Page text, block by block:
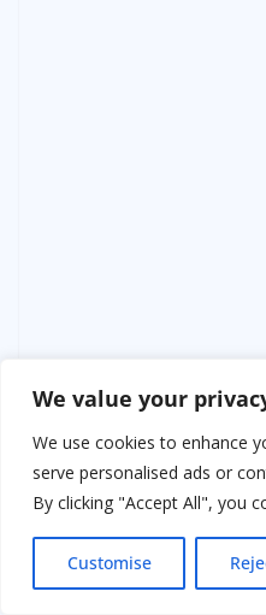
We value your
We use cookies to enhance
serve personalised ads or
By clicking "Accept All", you
Customise
И люди едят. Молча. А
Вкусно как».
семья. С ребёнком.
то утром в четыре он